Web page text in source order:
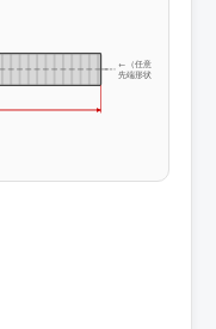
←（任意）
先端形状